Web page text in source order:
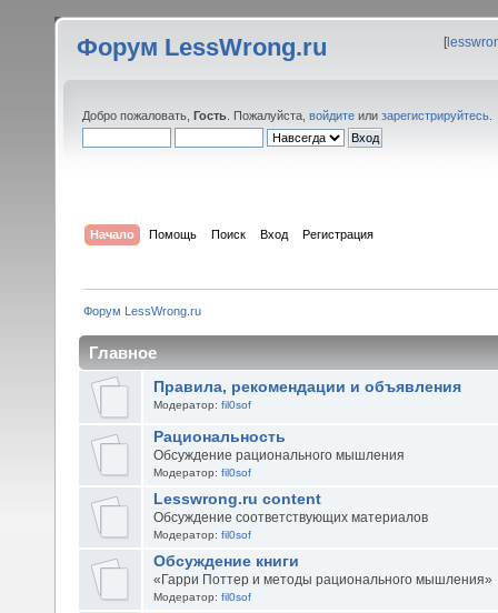
Форум LessWrong.ru [
Добро пожаловать, Гость . Пожалуйста, войдите или зарегистрируйтесь
Начало Помощь Поиск Вход Регистрация
Форум LessWrong.ru
Главное
Правила, рекомендации и объявления
Модератор: fil0sof
Рациональность
Обсуждение рационального мышления
Модератор: fil0sof
Lesswrong.ru content
Обсуждение соответствующих материалов
Модератор: fil0sof
Обсуждение книги
«Гарри Поттер и методы рационального мышления»
Модератор: fil0sof